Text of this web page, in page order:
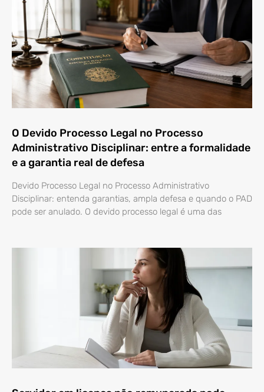
O Devido Processo Legal no Processo
Administrativo Disciplinar: entre a formalidade
e a garantia real de defesa
Devido Processo Legal no Processo Administrativo
Disciplinar: entenda garantias, ampla defesa e quando o PAD
pode ser anulado. O devido processo legal é uma das